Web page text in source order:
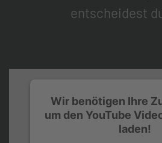
entscheidest
Wir benötigen Ihre
um den YouTube
laden!